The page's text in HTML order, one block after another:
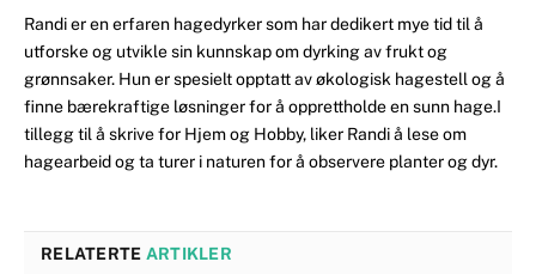
Randi er en erfaren hagedyrker som har dedikert mye tid til å
utforske og utvikle sin kunnskap om dyrking av frukt og
grønnsaker. Hun er spesielt opptatt av økologisk hagestell og å
finne bærekraftige løsninger for å opprettholde en sunn hage.I
tillegg til å skrive for Hjem og Hobby, liker Randi å lese om
hagearbeid og ta turer i naturen for å observere planter og dyr.
RELATERTE ARTIKLER